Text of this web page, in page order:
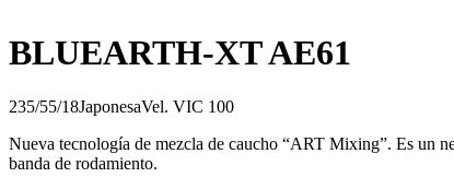
BLUEARTH-XT AE61
235/55/18JaponesaVel. VIC 100
Nueva tecnología de mezcla de caucho “ART Mixing”. Es un
banda de rodamiento.